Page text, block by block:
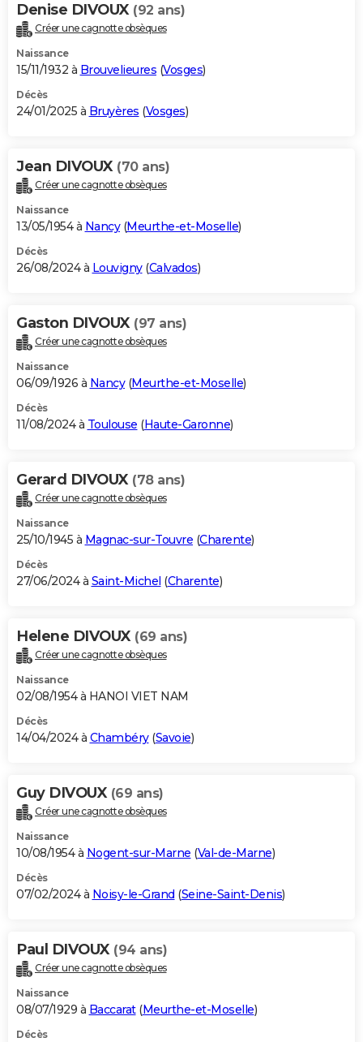
Denise DIVOUX (92 ans)
Créer une cagnotte obsèques
Naissance
15/11/1932 à Brouvelieures (Vosges)
Décès
24/01/2025 à Bruyères (Vosges)
Jean DIVOUX (70 ans)
Créer une cagnotte obsèques
Naissance
13/05/1954 à Nancy(Meurthe-et-Moselle)
Décès
26/08/2024 à Louvigny(Calvados)
Gaston DIVOUX (97 ans)
Créer une cagnotte obsèques
Naissance
06/09/1926 à Nancy(Meurthe-et-Moselle)
Décès
11/08/2024 à Toulouse (Haute-Garonne)
Gerard DIVOUX (78 ans)
Créer une cagnotte obsèques
Naissance
25/10/1945 à Magnac-sur-Touvre (Charente)
Décès
27/06/2024 à Saint-Michel (Charente)
Helene DIVOUX (69 ans)
Créer une cagnotte obsèques
Naissance
02/08/1954 à HANOI VIET NAM
Décès
14/04/2024 à Chambéry(Savoie)
Guy DIVOUX (69 ans)
Créer une cagnotte obsèques
Naissance
10/08/1954 à Nogent-sur-Marne (Val-de-Marne)
Décès
07/02/2024 à Noisy-le-Grand (Seine-Saint-Denis)
Paul DIVOUX (94 ans)
Créer une cagnotte obsèques
Naissance
08/07/1929 à Baccarat(Meurthe-et-Moselle)
Décès